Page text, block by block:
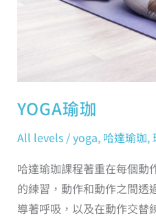
YOGA瑜珈
All levels /yoga, 哈達瑜珈,
哈達瑜珈課程著重在每個動
的練習，動作和動作之間透
導著呼吸，以及在動作交替